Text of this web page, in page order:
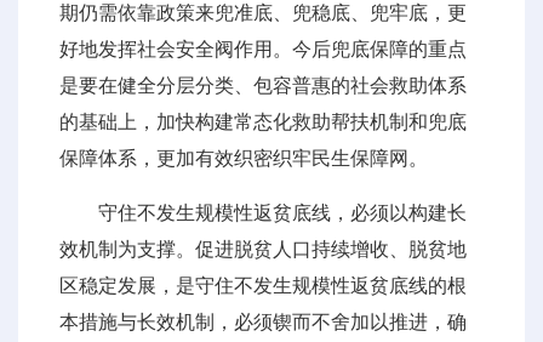
期仍需依靠政策来兜准底、兜稳底、兜牢底，更
好地发挥社会安全阀作用。今后兜底保障的重点
是要在健全分层分类、包容普惠的社会救助体系
的基础上，加快构建常态化救助帮扶机制和兜底
保障体系，更加有效织密织牢民生保障网。
守住不发生规模性返贫底线，必须以构建长
效机制为支撑。促进脱贫人口持续增收、脱贫地
区稳定发展，是守住不发生规模性返贫底线的根
本措施与长效机制，必须锲而不舍加以推进，确